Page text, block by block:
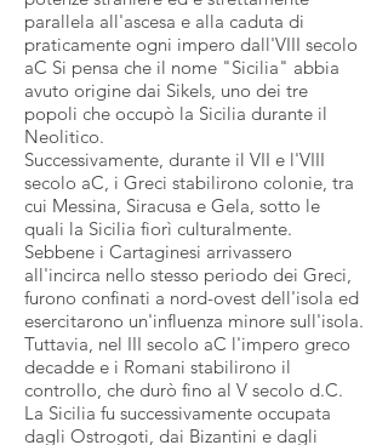
parallela all'ascesa e alla caduta di
praticamente ogni impero dall'VIII secolo
aC Si pensa che il nome "Sicilia" abbia
avuto origine dai Sikels, uno dei tre
popoli che occupò la Sicilia durante il
Neolitico.
Successivamente, durante il VII e l'VIII
secolo aC, i Greci stabilirono colonie, tra
cui Messina, Siracusa e Gela, sotto le
quali la Sicilia fiorì culturalmente.
Sebbene i Cartaginesi arrivassero
all'incirca nello stesso periodo dei Greci,
furono confinati a nord-ovest dell'isola ed
esercitarono un'influenza minore sull'isola.
Tuttavia, nel III secolo aC l'impero greco
decadde e i Romani stabilirono il
controllo, che durò fino al V secolo d.C.
La Sicilia fu successivamente occupata
dagli Ostrogoti, dai Bizantini e dagli